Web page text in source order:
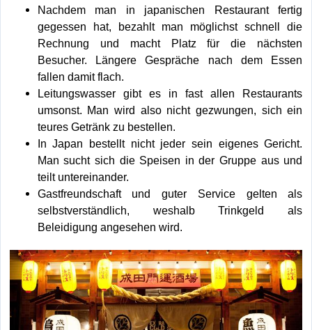
Nachdem man in japanischen Restaurant fertig
gegessen hat, bezahlt man möglichst schnell die
Rechnung und macht Platz für die nächsten
Besucher. Längere Gespräche nach dem Essen
fallen damit flach.
Leitungswasser gibt es in fast allen Restaurants
umsonst. Man wird also nicht gezwungen, sich ein
teures Getränk zu bestellen.
In Japan bestellt nicht jeder sein eigenes Gericht.
Man sucht sich die Speisen in der Gruppe aus und
teilt untereinander.
Gastfreundschaft und guter Service gelten als
selbstverständlich, weshalb Trinkgeld als
Beleidigung angesehen wird.